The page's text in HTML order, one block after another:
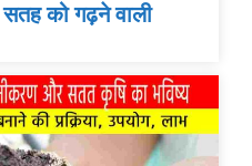
को गढ़ने वाली